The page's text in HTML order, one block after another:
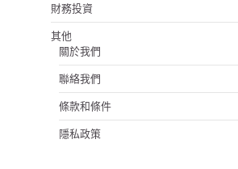
財務投資
其他
關於我們
聯絡我們
條款和條件
隱私政策